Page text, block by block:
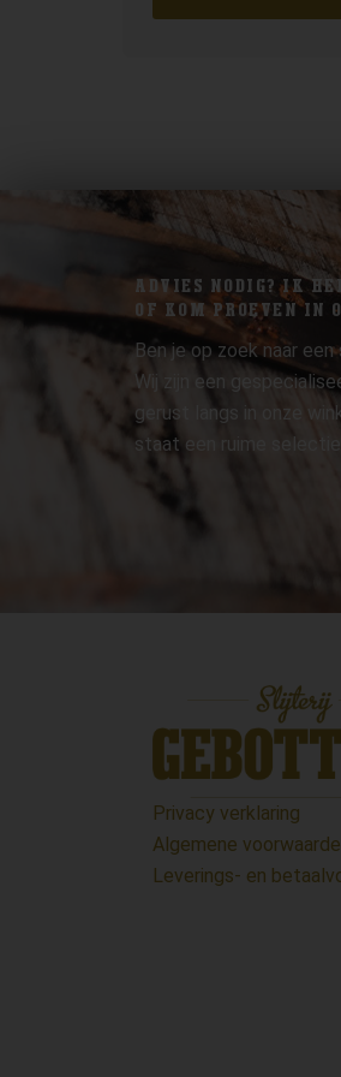
ADVIES NODIG? IK
OF KOM PROEVEN IN
Ben je op zoek naar
Wij zijn een
gerust langs in onze
staat een ruime
Privacy verklaring
Algemene
Leverings- en